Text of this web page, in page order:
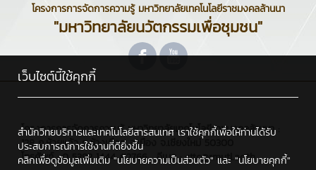
โครงการการจัดการความรู้ มหาวิทยาลัยเทคโนโลยีราชมงคลล้านนา
"มหาวิทยาลัยนวัตกรรมเพื่อชุมชน"
โครงการการจัดการความรู้ มหาวิทยาลัยเทคโนโลยีราชมงคลล้านนา :
128 ถ.ห้วยแก้ว ต.ช้างเผือก อ.เมือง จ.เชียงใหม่ 50300
โทรศัพท์ : 0 5392 1444 #2766 , อีเมล : cttc@rmutl.ac.th
เว็บไซต์นี้ใช้คุกกี้
สำนักวิทยบริการและเทคโนโลยีสารสนเทศ เราใช้คุกกี้เพื่อให้ท่านได้รับ
ประสบการณ์การใช้งานที่ดียิ่งขึ้น
คลิกเพื่อดูข้อมูลเพิ่มเติม "นโยบายความเป็นส่วนตัว" และ "นโยบายคุกกี้"